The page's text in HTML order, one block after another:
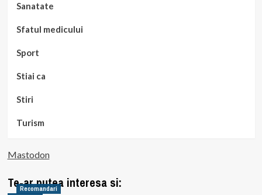
Sanatate
Sfatul medicului
Sport
Stiai ca
Stiri
Turism
Mastodon
Te-ar putea interesa si:
Recomandari